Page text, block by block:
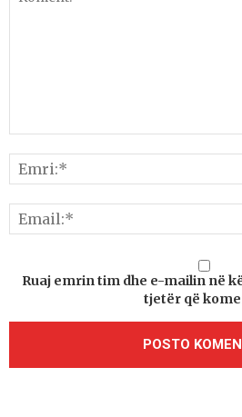
Ruaj emrin tim dhe e-mailin në
tjetër që